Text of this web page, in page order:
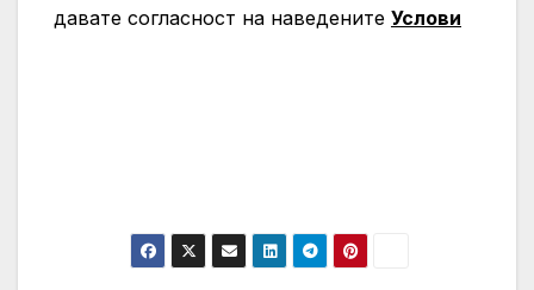
давате согласност на нaведените Услови